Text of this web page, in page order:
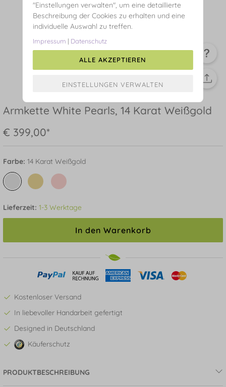
Armkette White Pearls, 14 Karat Weißgold
€ 399,00*
Farbe: 14 Karat Weißgold
Lieferzeit: 1-3 Werktage
In den Warenkorb
Kostenloser Versand
In liebevoller Handarbeit gefertigt
Designed in Deutschland
Käuferschutz
PRODUKTBESCHREIBUNG
"Einstellungen verwalten", um eine detaillierte
Beschreibung der Cookies zu erhalten und eine
individuelle Auswahl zu treffen.
Impressum | Datenschutz
ALLE AKZEPTIEREN